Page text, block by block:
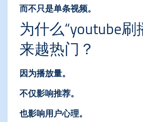
而不只是单条视频。
为什么“youtube刷
来越热门？
因为播放量。
不仅影响推荐。
也影响用户心理。